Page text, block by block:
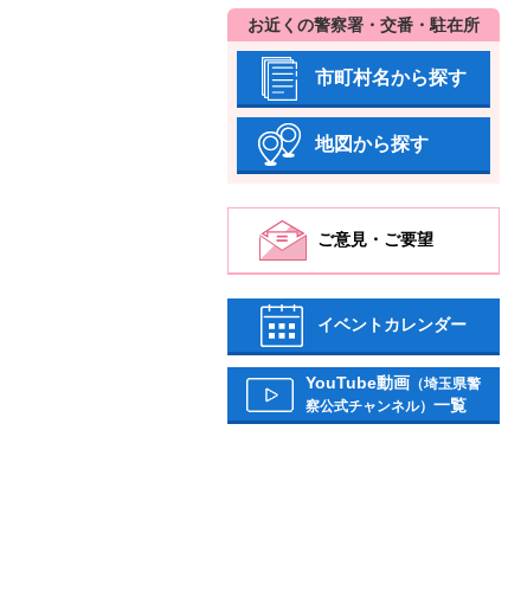
お近くの警察署・交番・駐在所
市町村名から探す
地図から探す
ご意見・ご要望
イベントカレンダー
YouTube動画 （埼玉県警
察公式チャンネル） 一覧